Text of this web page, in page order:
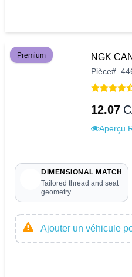
Premium NGK
Pièce#
12.07
Aperçu
DIMENSIONAL MATCH
Tailored thread and seat
geometry
Ajouter un véhicule